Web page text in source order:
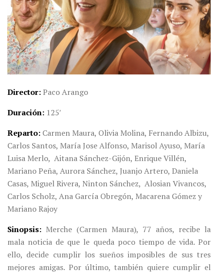
Director Paco Arango
Duración 125′
Reparto Carmen Maura, Olivia Molina, Fernando Albizu,
Carlos Santos, María Jose Alfonso, Marisol Ayuso, María
Luisa Merlo, Aitana Sánchez-Gijón, Enrique Villén,
Mariano Peña, Aurora Sánchez, Juanjo Artero, Daniela
Casas, Miguel Rivera, Ninton Sánchez, Alosian Vivancos,
Carlos Scholz, Ana García Obregón, Macarena Gómez y
Mariano Rajoy
Sinopsis
Merche (Carmen Maura), 77 años, recibe la
mala noticia de que le queda poco tiempo de vida. Por
ello, decide cumplir los sueños imposibles de sus tres
mejores amigas. Por último, también quiere cumplir el